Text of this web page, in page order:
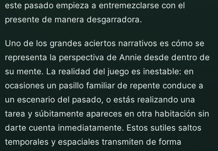
este pasado empieza a entremezclarse con el
presente de manera desgarradora.
Uno de los grandes aciertos narrativos es cómo se
representa la perspectiva de Annie desde dentro de
su mente. La realidad del juego es inestable: en
ocasiones un pasillo familiar de repente conduce a
un escenario del pasado, o estás realizando una
tarea y súbitamente apareces en otra habitación sin
darte cuenta inmediatamente. Estos sutiles saltos
temporales y espaciales transmiten de forma